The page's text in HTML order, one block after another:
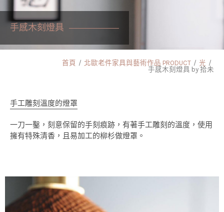
手感木刻燈具
首頁 北歐老件家具與藝術作品 PRODUCT
光
手感木刻燈具 by 拾未
手工雕刻溫度的燈罩
一刀一鑿，刻意保留的手刻痕跡，有著手工雕刻的溫度，使用
擁有特殊清香，且易加工的柳杉做燈罩。